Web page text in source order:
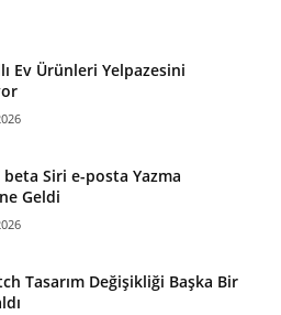
Ev Ürünleri Yelpazesini
beta Siri e-posta Yazma
Geldi
Tasarım Değişikliği Başka Bir